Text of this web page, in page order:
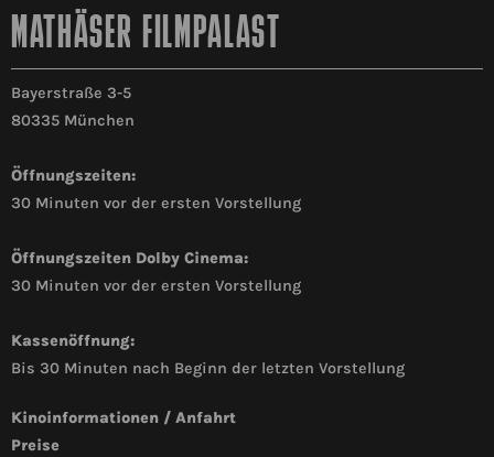
MATHÄSER FILMPALAST
Bayerstraße 3-5
80335 München
Öffnungszeiten:
30 Minuten vor der ersten Vorstellung
Öffnungszeiten Dolby Cinema:
30 Minuten vor der ersten Vorstellung
Kassenöffnung:
Bis 30 Minuten nach Beginn der letzten Vorstellung
Kinoinformationen / Anfahrt
Preise